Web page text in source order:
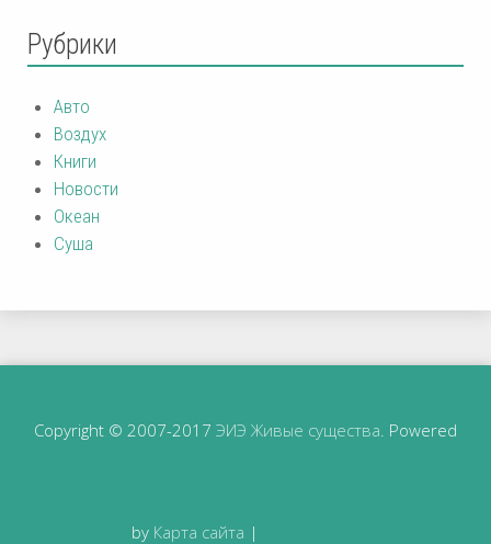
Рубрики
Авто
Воздух
Книги
Новости
Океан
Суша
Copyright © 2007-2017 ЭИЭ Живые существа . Powered
by Карта сайта |